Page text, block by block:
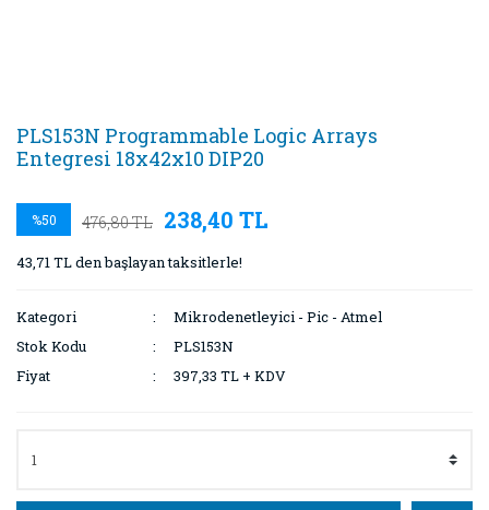
PLS153N Programmable Logic Arrays
Entegresi 18x42x10 DIP20
%50 476,80 TL 238,40 TL
43,71 TL den başlayan taksitlerle!
Kategori
Mikrodenetleyici - Pic - Atmel
Stok Kodu
PLS153N
Fiyat
397,33 TL + KDV